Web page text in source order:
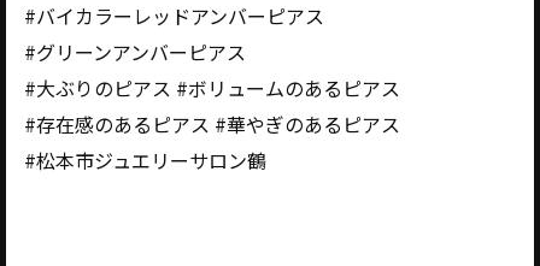
#バイカラーレッドアンバーピアス
#グリーンアンバーピアス
#大ぶりのピアス #ボリュームのあるピアス
#存在感のあるピアス #華やぎのあるピアス
#松本市ジュエリーサロン鶴